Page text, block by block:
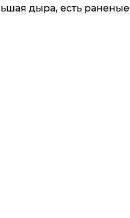
дыра, есть раненые